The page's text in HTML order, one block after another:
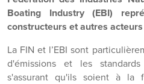
Boating Industry (EBI)
constructeurs et autres
La FIN et l’EBI sont
d'émissions et les
s'assurant qu'ils soient à la